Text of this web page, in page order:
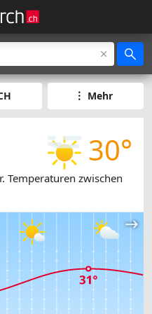
Mehr
30°
Temperaturen zwischen